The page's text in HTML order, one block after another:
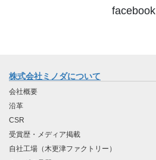
facebook
株式会社ミノダについて
会社概要
沿革
CSR
受賞歴・メディア掲載
自社工場（木更津ファクトリー）